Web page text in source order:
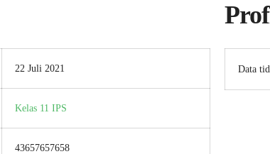
22 Juli 2021
Kelas 11 IPS
43657657658
Data